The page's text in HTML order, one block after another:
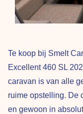
Te koop bij Smelt
Excellent 460 SL
caravan is van alle
ruime opstelling. De
en gewoon in